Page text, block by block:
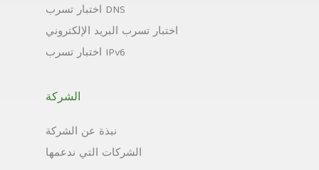
اختبار تسرب DNS
اختبار تسرب البريد الإلكتروني
اختبار تسرب IPv6
الشركة
نبذة عن الشركة
الشركات التي ندعمها